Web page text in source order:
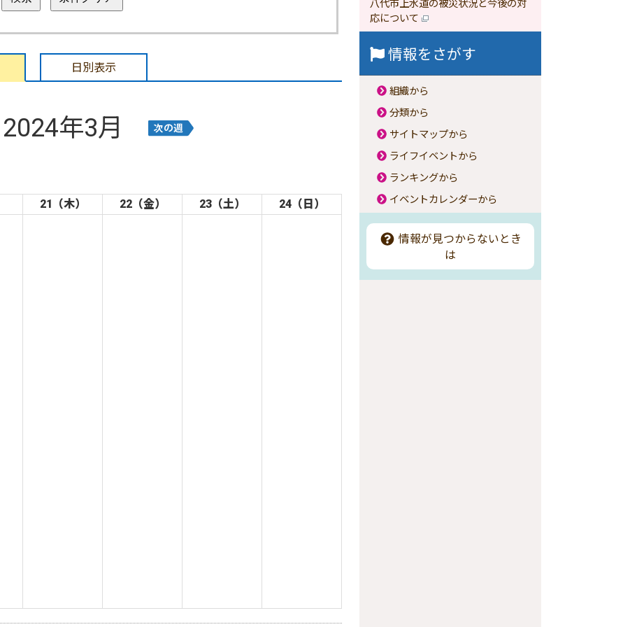
日別表示
2024年3月
21（木） 22（金） 23（土） 24（日）
八代市上水道の被災状況と今後の対
応について
情報をさがす
組織から
分類から
サイトマップから
ライフイベントから
ランキングから
イベントカレンダーから
情報が見つからないとき
は